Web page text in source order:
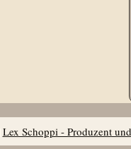
Lex Schoppi - Produzent